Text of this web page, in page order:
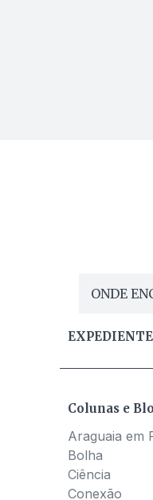
ONDE
EXPEDIENTE
Colunas e
Araguaia em
Bolha
Ciência
Conexão